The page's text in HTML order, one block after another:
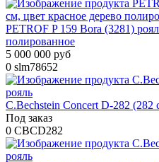
PETROF P 159 Bora (3281)
полированное
5 000 000 руб
0 slm78652
C.Bechstein Concert D-282 (282
Под заказ
0 CBCD282